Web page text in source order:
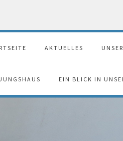
AKTUELLES
EIN BLICK IN